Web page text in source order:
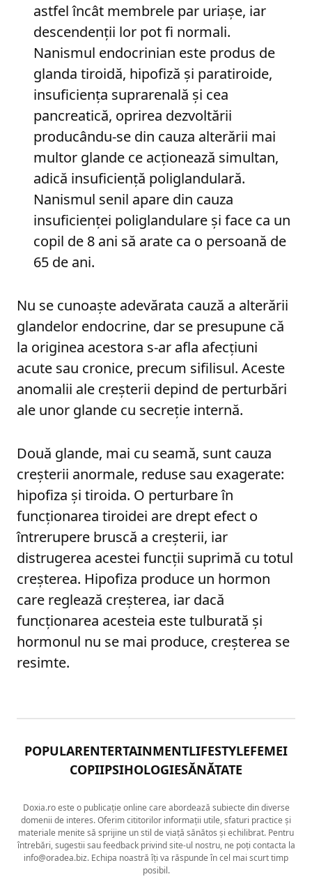
astfel încât membrele par uriașe, iar
descendenții lor pot fi normali.
Nanismul endocrinian este produs de
glanda tiroidă, hipofiză și paratiroide,
insuficiența suprarenală și cea
pancreatică, oprirea dezvoltării
producându-se din cauza alterării mai
multor glande ce acționează simultan,
adică insuficiență poliglandulară.
Nanismul senil apare din cauza
insuficienței poliglandulare și face ca un
copil de 8 ani să arate ca o persoană de
65 de ani.
Nu se cunoaște adevărata cauză a alterării
glandelor endocrine, dar se presupune că
la originea acestora s-ar afla afecțiuni
acute sau cronice, precum sifilisul. Aceste
anomalii ale creșterii depind de perturbări
ale unor glande cu secreție internă.
Două glande, mai cu seamă, sunt cauza
creșterii anormale, reduse sau exagerate:
hipofiza și tiroida. O perturbare în
funcționarea tiroidei are drept efect o
întrerupere bruscă a creșterii, iar
distrugerea acestei funcții suprimă cu totul
creșterea. Hipofiza produce un hormon
care reglează creșterea, iar dacă
funcționarea acesteia este tulburată și
hormonul nu se mai produce, creșterea se
resimte.
POPULARENTERTAINMENTLIFESTYLEFEMEI
COPIIPSIHOLOGIESĂNĂTATE
Doxia.ro este o publicație online care abordează subiecte din diverse
domenii de interes. Oferim cititorilor informații utile, sfaturi practice și
materiale menite să sprijine un stil de viață sănătos și echilibrat. Pentru
întrebări, sugestii sau feedback privind site-ul nostru, ne poți contacta la
info@oradea.biz. Echipa noastră îți va răspunde în cel mai scurt timp
posibil.